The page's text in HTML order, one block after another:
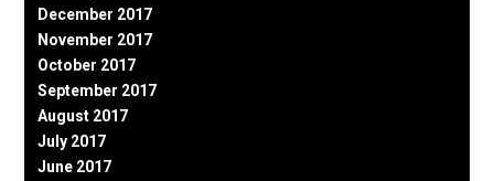
December 2017
November 2017
October 2017
September 2017
August 2017
July 2017
June 2017